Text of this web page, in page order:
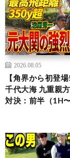
2026.08.05
【角界から初登
千代大海 九重親
対決：前半（1H〜